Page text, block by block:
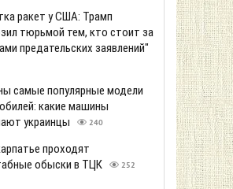
ракет у США: Трамп
тюрьмой тем, кто стоит за
предательских заявлений"
самые популярные модели
какие машины
украинцы
240
проходят
обыски в ТЦК
252